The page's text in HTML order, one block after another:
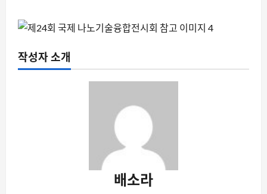
작성자 소개
배소라